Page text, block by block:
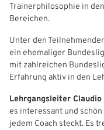
Trainerphilosophie in
Bereichen.
Unter den
ein ehemaliger
mit zahlreichen
Erfahrung aktiv in den
Lehrgangsleiter Claudio
es interessant und
jedem Coach steckt. Es